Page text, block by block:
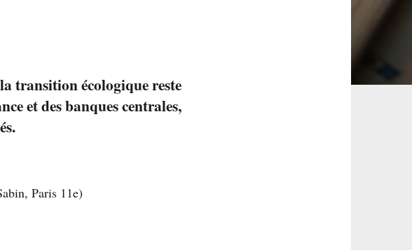
transition écologique reste
et des banques centrales,
Paris 11e)